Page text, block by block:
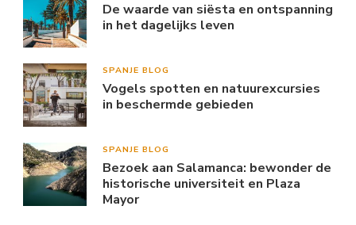
De waarde van siësta en ontspanning
in het dagelijks leven
SPANJE BLOG
Vogels spotten en natuurexcursies
in beschermde gebieden
SPANJE BLOG
Bezoek aan Salamanca: bewonder de
historische universiteit en Plaza
Mayor